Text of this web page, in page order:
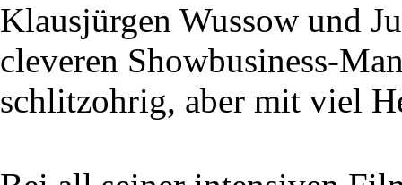
Klausjürgen Wussow und
cleveren Showbusiness-
schlitzohrig, aber mit viel